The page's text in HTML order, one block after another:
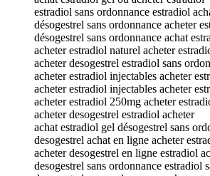
estradiol sans ordonnance estradiol
désogestrel sans ordonnance acheter
désogestrel sans ordonnance achat
acheter estradiol naturel acheter
acheter desogestrel estradiol sans
acheter estradiol injectables acheter
acheter estradiol injectables acheter
acheter estradiol 250mg acheter
acheter desogestrel estradiol acheter
achat estradiol gel désogestrel sans
desogestrel achat en ligne acheter
acheter desogestrel en ligne estradiol
desogestrel sans ordonnance estradiol